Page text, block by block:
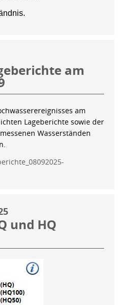
am
am
Lageberichte sowie der
Wasserständen
und HQ